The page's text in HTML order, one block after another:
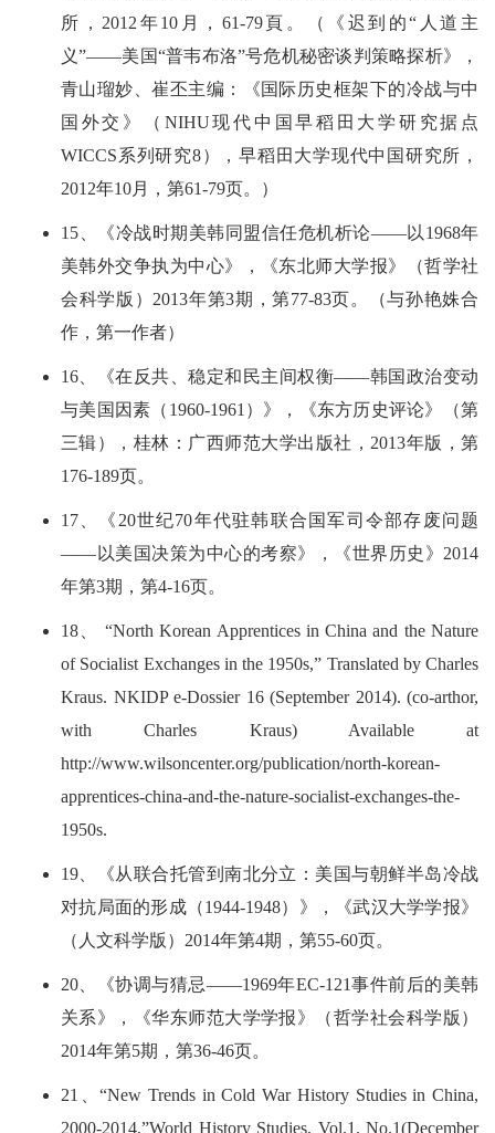
所，2012年10月，61-79頁。（《迟到的“人道主
义”——美国“普韦布洛”号危机秘密谈判策略探析》，
青山瑠妙、崔丕主编：《国际历史框架下的冷战与中
国外交》（NIHU现代中国早稻田大学研究据点
WICCS系列研究8），早稻田大学现代中国研究所，
2012年10月，第61-79页。）
15、《冷战时期美韩同盟信任危机析论——以1968年
美韩外交争执为中心》，《东北师大学报》（哲学社
会科学版）2013年第3期，第77-83页。（与孙艳姝合
作，第一作者）
16、《在反共、稳定和民主间权衡——韩国政治变动
与美国因素（1960-1961）》，《东方历史评论》（第
三辑），桂林：广西师范大学出版社，2013年版，第
176-189页。
17、《20世纪70年代驻韩联合国军司令部存废问题
——以美国决策为中心的考察》，《世界历史》2014
年第3期，第4-16页。
18、 “North Korean Apprentices in China and the Nature
of Socialist Exchanges in the 1950s,” Translated by Charles
Kraus. NKIDP e-Dossier 16 (September 2014). (co-arthor,
with Charles Kraus) Available at
http://www.wilsoncenter.org/publication/north-korean-
apprentices-china-and-the-nature-socialist-exchanges-the-
1950s.
19、《从联合托管到南北分立：美国与朝鲜半岛冷战
对抗局面的形成（1944-1948）》，《武汉大学学报》
（人文科学版）2014年第4期，第55-60页。
20、《协调与猜忌——1969年EC-121事件前后的美韩
关系》，《华东师范大学学报》（哲学社会科学版）
2014年第5期，第36-46页。
21、“New Trends in Cold War History Studies in China,
2000-2014,”World History Studies, Vol.1, No.1(December